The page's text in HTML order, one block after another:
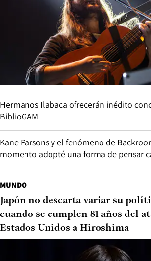
Hermanos Ilabaca ofrecerán inédito
BiblioGAM
Kane Parsons y el fenómeno de
momento adopté una forma de pensar
MUNDO
Japón no descarta variar su
cuando se cumplen 81 años del
Estados Unidos a Hiroshima